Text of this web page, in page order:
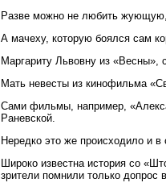
Разве можно не любить
А мачеху, которую боялся сам
Маргариту Львовну из «Весны»,
Мать невесты из кинофильма
Сами фильмы, например,
Раневской.
Нередко это же происходило и в
Широко известна история со
зрители помнили только допрос